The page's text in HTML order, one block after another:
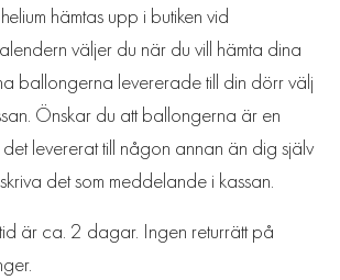
hämtas upp i butiken vid
väljer du när du vill hämta dina
ballongerna levererade till din dörr välj
Önskar du att ballongerna är en
levererat till någon annan än dig själv
det som meddelande i kassan.
är ca. 2 dagar. Ingen returrätt på